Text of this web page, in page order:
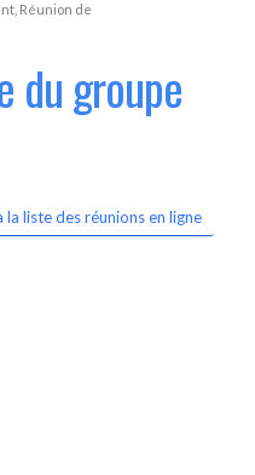
, Réunion de
du groupe
la liste des réunions en ligne